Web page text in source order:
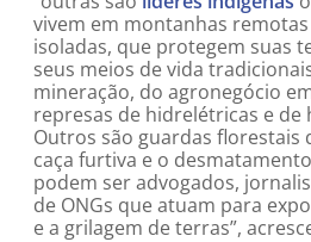
vivem em montanhas
isoladas, que protegem suas
seus meios de vida
mineração, do agronegócio
represas de hidrelétricas e de
Outros são guardas florestais
caça furtiva e o
podem ser advogados,
de ONGs que atuam para
e a grilagem de terras”,